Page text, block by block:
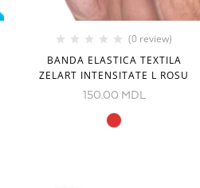
(0 review)
BANDA ELASTICA TEXTILA
ZELART INTENSITATE L ROSU
150.00 MDL